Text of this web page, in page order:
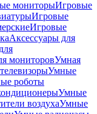
мониторыИгровые
Игровые
Игровые
Аксессуары для
мониторовУмная
Умные
роботы
Умные
воздухаУмные